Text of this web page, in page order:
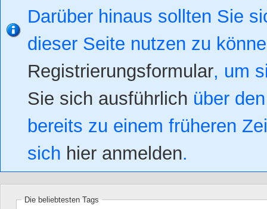
Darüber hinaus sollten Sie
dieser Seite nutzen zu
Registrierungsformular, um
Sie sich ausführlich über
bereits zu einem früheren
sich hier anmelden.
Die beliebtesten Tags